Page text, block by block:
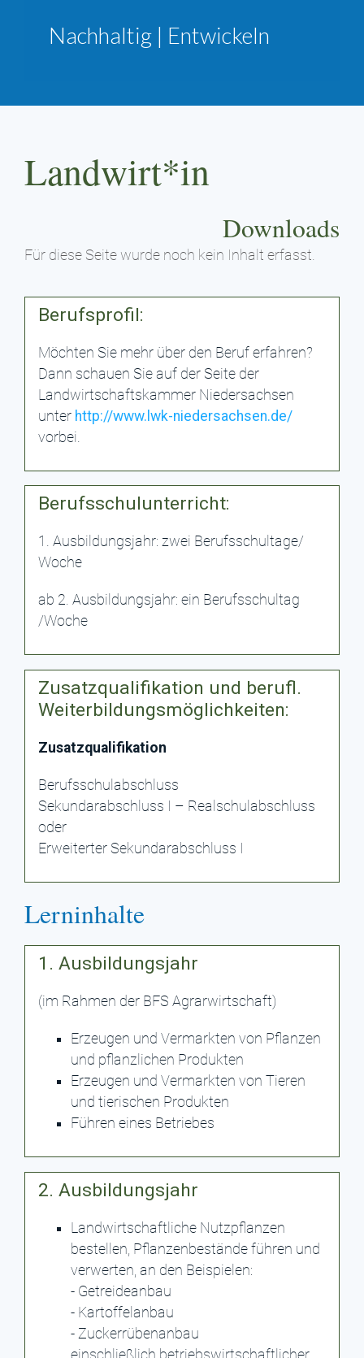
Nachhaltig | Entwickeln
Landwirt*in
Downloads
Für diese Seite wurde noch kein Inhalt erfasst.
Berufsprofil:
Möchten Sie mehr über den Beruf erfahren?
Dann schauen Sie auf der Seite der
Landwirtschaftskammer Niedersachsen
unter http://www.lwk-niedersachsen.de/
vorbei.
Berufsschulunterricht:
1. Ausbildungsjahr: zwei Berufsschultage/
Woche
ab 2. Ausbildungsjahr: ein Berufsschultag
/Woche
Zusatzqualifikation und berufl.
Weiterbildungsmöglichkeiten:
Zusatzqualifikation
Berufsschulabschluss
Sekundarabschluss I – Realschulabschluss
oder
Erweiterter Sekundarabschluss I
Lerninhalte
1. Ausbildungsjahr
(im Rahmen der BFS Agrarwirtschaft)
Erzeugen und Vermarkten von Pflanzen
und pflanzlichen Produkten
Erzeugen und Vermarkten von Tieren
und tierischen Produkten
Führen eines Betriebes
2. Ausbildungsjahr
Landwirtschaftliche Nutzpflanzen
bestellen, Pflanzenbestände führen und
verwerten, an den Beispielen:
- Getreideanbau
- Kartoffelanbau
- Zuckerrübenanbau
einschließlich betriebswirtschaftlicher